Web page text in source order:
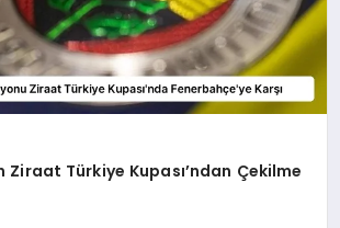
Ziraat Türkiye Kupası’ndan Çekilme